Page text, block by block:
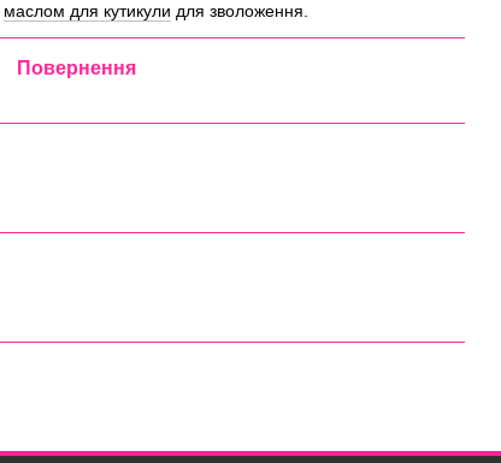
маслом для кутикули для зволоження.
Повернення